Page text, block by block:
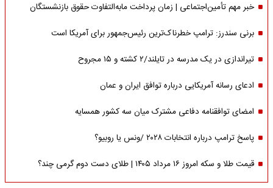
خبر مهم تأمین‌اجتماعی | زمان پرداخت مابه‌التفاوت حقوق بازنشستگان
برنی سندرز: ترامپ خطرناک‌ترین رئیس‌جمهور برای آمریکا است
تیراندازی در یک مدرسه در تایلند/۲ کشته و ۱۵ مجروح
ادعای رسانه آمریکایی درباره توافق ایران و عمان
امضای توافقنامه دفاعی مشترک میان سه کشور همسایه
پاسخ ترامپ درباره انتخابات ۲۰۲۸ /ونس یا روبیو؟
قیمت طلا و سکه امروز ۱۶ مرداد ۱۴۰۵ | طلای دست دوم گرمی چند؟